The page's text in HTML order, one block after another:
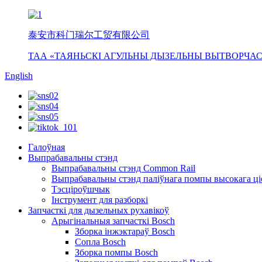
泰安市科门瑞尔工贸有限公司
ТАА «ТАЯНЬСКІ АГУЛЬНЫ ДЫЗЕЛЬНЫ
English
Галоўная
Выпрабавальны стэнд
Выпрабавальны стэнд Common Rail
Выпрабавальны стэнд паліўнага помпы высокага
Тэсціроўшчык
Інструмент для разборкі
Запчасткі для дызельных рухавікоў
Арыгінальныя запчасткі Bosch
Зборка інжэктараў Bosch
Сопла Bosch
Зборка помпы Bosch